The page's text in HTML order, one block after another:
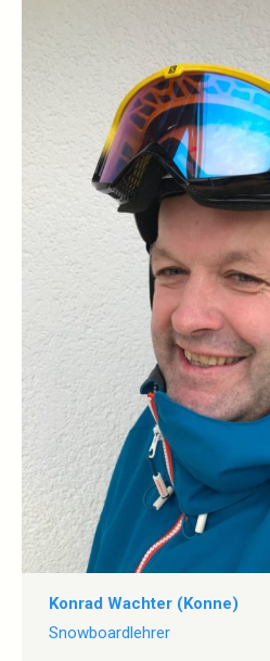
Konrad Wachter (Konne)
Snowboardlehrer